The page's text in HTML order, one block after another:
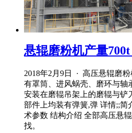
悬辊磨粉机产量700t
2018年2月9日 · 高压悬辊磨
有罩筒、进风蜗壳、磨环与轴
安装在磨辊吊架上的磨辊与铲
部件上均装有弹簧,弹 详情;;简
术参数 结构介绍 全部高压悬
找。